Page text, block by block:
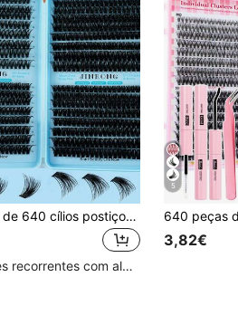
Conjunto de 640 cílios postiços em tufos D Curl, densidade mista 10D-150D, extensões de cílios individuais DIY macias e naturais, reutilizáveis e confortáveis para maquilhagem diária dos olhos
Clientes recorrentes com alta taxa de retorno
5
3,82€